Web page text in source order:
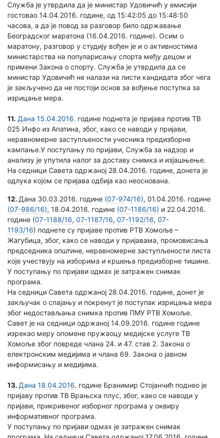
Служба је утврдила да је министар Удовичић у емисији
гостовао 14.04.2016. године, од 15:42:05 до 15:48:50
часова, а да је повод за разговор било одржавање
Београдског маратона (16.04.2016. године). Осим о
маратону, разговор у студију вођен је и о активностима
министарства на популарисању спорта међу децом и
примени Закона о спорту. Служба је утврдила да се
министар Удовичић не налази на листи кандидата због чега
је закључено да не постоји основ за вођење поступка за
изрицање мера.
11. Дана 15.04.2016. године поднета је пријава против ТВ
025 Инфо из Апатина, због, како се наводи у пријави,
неравномерне заступљености учесника предизборне
кампање.У поступању по пријави, Служба за надзор и
анализу је упутила налог за доставу снимка и изјашњење.
На седници Савета одржаној 28.04.2016. године, донета је
одлука којом се пријава одбија као неоснована.
12. Дана 30.03.2016. године (07-974/16), 01.04.2016. године
(07-986/16), 18.04.2016. године (07-1186/16) и 22.04.2016.
године (07-1188/16, 07-1187/16, 07-1192/16, 07-
1193/16) поднете су пријаве против РТВ Хомоље –
Жагубица, због, како се наводи у пријавама, промовисања
председника општине, неравномерне заступљености листа
које учествују на изборима и кршења предизборне тишине.
У поступању по пријави одмах је затражен снимак
програма.
На седници Савета одржаној 28.04.2016. године, донет је
закључак о спајању и покренут је поступак изрицања мера
због недостављања снимка против ПМУ РТВ Хомоље.
Савет је на седници одржаној 14.09.2016. године године
изрекао меру опомене пружаоцу медијске услуге ТВ
Хомоље због повреде члана 24. и 47. став 2. Закона о
електронским медијима и чланa 69. Закона о јавном
информисању и медијима.
13. Дана 18.04.2016. године Бранимир Стојанчић поднео је
пријаву против ТВ Врањска плус, због, како се наводи у
пријави, прикривеног изборног програма у оквиру
информативног програма.
У поступању по пријави одмах је затражен снимак